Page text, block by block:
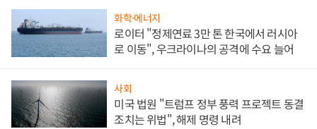
화학·에너지
로이터 "정제연료 3만 톤 한국에서 러시아
로 이동", 우크라이나의 공격에 수요 늘어
사회
미국 법원 "트럼프 정부 풍력 프로젝트 동결
조치는 위법", 해제 명령 내려